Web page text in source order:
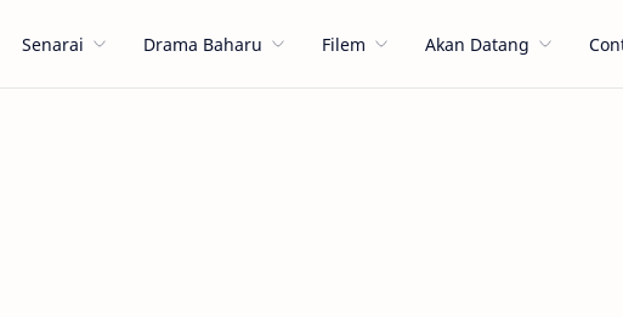
Senarai Drama Baharu Filem Akan Datang